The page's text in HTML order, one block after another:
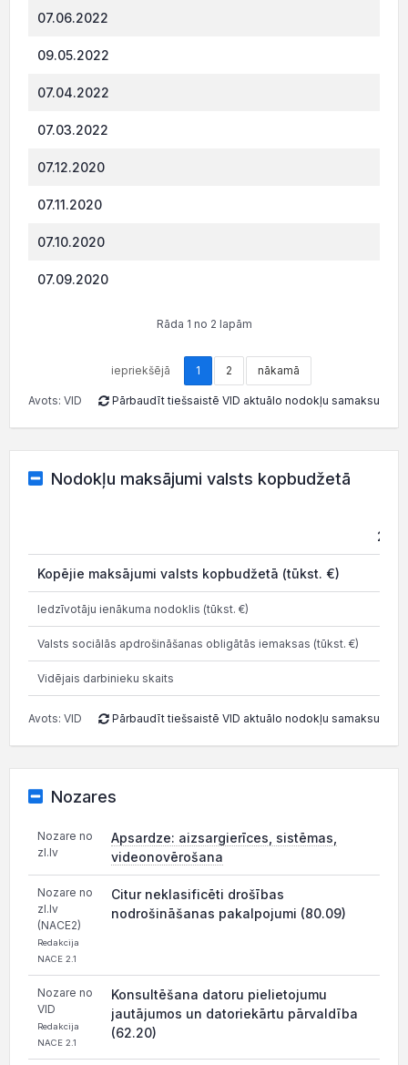
07.06.2022
09.05.2022
07.04.2022
07.03.2022
07.12.2020
07.11.2020
07.10.2020
07.09.2020
Rāda 1 no 2 lapām
iepriekšējā 1 2 nākamā
Avots: VID Pārbaudīt tiešsaistē VID aktuālo nodokļu samaksu
Nodokļu maksājumi valsts kopbudžetā
2025
Kopējie maksājumi valsts kopbudžetā (tūkst. €)
Iedzīvotāju ienākuma nodoklis (tūkst. €)
Valsts sociālās apdrošināšanas obligātās iemaksas (tūkst. €)
Vidējais darbinieku skaits
Avots: VID Pārbaudīt tiešsaistē VID aktuālo nodokļu samaksu
Nozares
Nozare no
zl.lv
Apsardze: aizsargierīces, sistēmas,
videonovērošana
Nozare no
zl.lv
(NACE2)
Redakcija
NACE 2.1
Citur neklasificēti drošības
nodrošināšanas pakalpojumi (80.09)
Nozare no
VID
Redakcija
NACE 2.1
Konsultēšana datoru pielietojumu
jautājumos un datoriekārtu pārvaldība
(62.20)